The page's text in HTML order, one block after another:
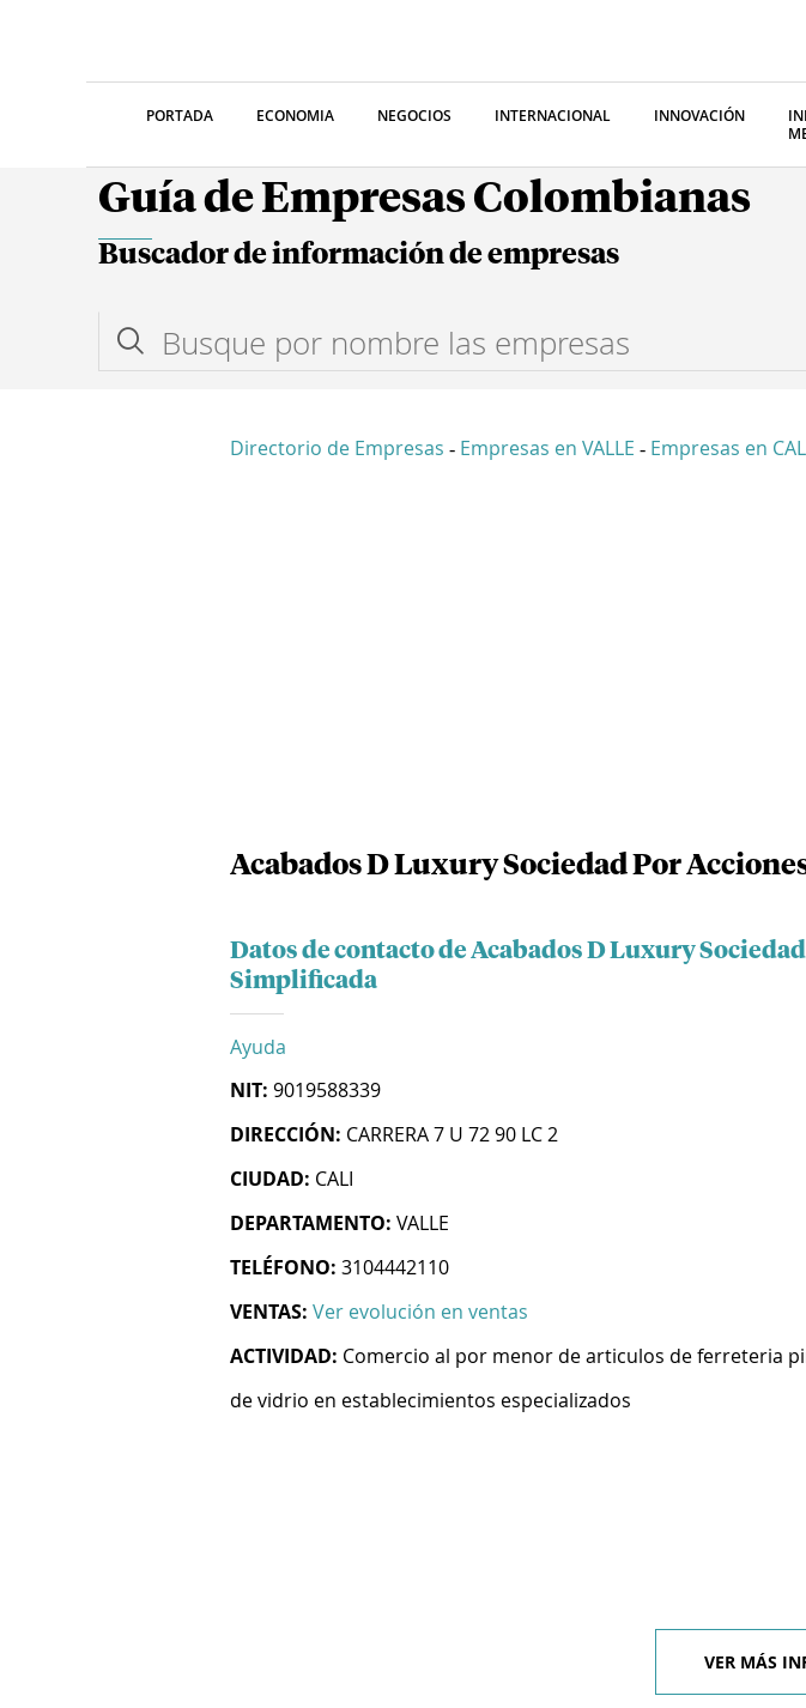
PORTADA ECONOMIA NEGOCIOS INTERNACIONAL INNOVACIÓN
Guía de Empresas Colombianas
Buscador de información de empresas
Directorio de Empresas - Empresas en VALLE - Empresas en
Acabados D Luxury Sociedad Por
Datos de contacto de Acabados D Luxury
Simplificada
Ayuda
NIT: 9019588339
DIRECCIÓN: CARRERA 7 U 72 90 LC 2
CIUDAD: CALI
DEPARTAMENTO: VALLE
TELÉFONO: 3104442110
VENTAS: Ver evolución en ventas
ACTIVIDAD: Comercio al por menor de articulos de ferreteria
de vidrio en establecimientos especializados
VER MÁS